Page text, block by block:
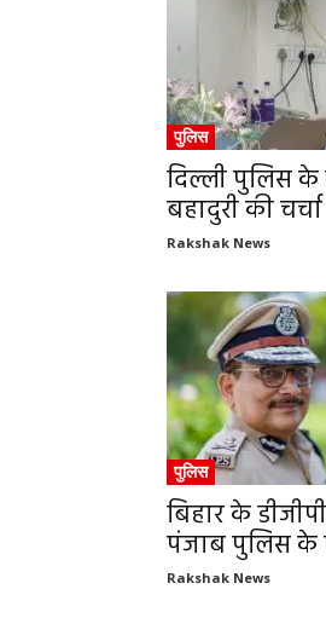
पुलिस
दिल्ली पुलिस के
बहादुरी की
Rakshak News
पुलिस
बिहार के
पंजाब पुलिस के
Rakshak News